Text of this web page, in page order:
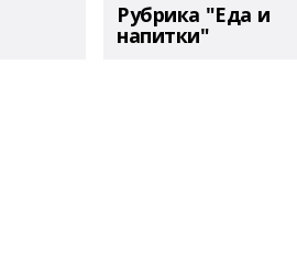
Рубрика "Еда и
напитки"